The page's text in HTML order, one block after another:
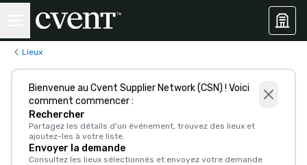
Lieux
Bienvenue au Cvent Supplier Network (CSN) ! Voici
comment commencer :
Rechercher
Partagez les détails d'un événement, trouvez des lieux et
ajoutez-les à votre liste.
Envoyer la demande
Consultez les lieux sélectionnés et envoyez votre demande